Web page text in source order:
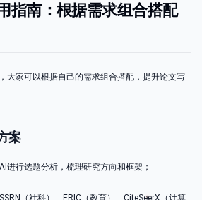
指南：根据需求组合搭配
大家可以根据自己的需求组合搭配，提升论文写
案
进行选题分析，梳理研究方向和框架；
（社科）、ERIC（教育）、CiteSeerX（计算